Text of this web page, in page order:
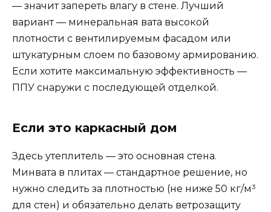
— значит запереть влагу в стене. Лучший
вариант — минеральная вата высокой
плотности с вентилируемым фасадом или
штукатурным слоем по базовому армированию.
Если хотите максимальную эффективность —
ППУ снаружи с последующей отделкой.
Если это каркасный дом
Здесь утеплитель — это основная стена.
Минвата в плитах — стандартное решение, но
нужно следить за плотностью (не ниже 50 кг/м³
для стен) и обязательно делать ветрозащиту